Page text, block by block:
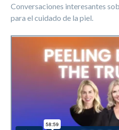
Conversaciones interesantes
para el cuidado de la piel.